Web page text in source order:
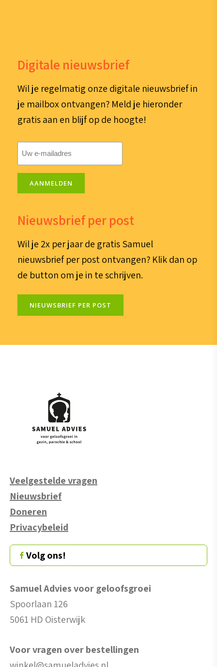
Digitale nieuwsbrief
Wil je regelmatig onze digitale nieuwsbrief in
je mailbox ontvangen? Meld je hieronder
gratis aan en blijf op de hoogte!
AANMELDEN
Nieuwsbrief per post
Wil je 2x per jaar de gratis Samuel
nieuwsbrief per post ontvangen? Klik dan op
de button om je in te schrijven.
NIEUWSBRIEF PER POST
Veelgestelde vragen
Nieuwsbrief
Doneren
Privacybeleid
Volg ons!
Samuel Advies voor geloofsgroei
Spoorlaan 126
5061 HD Oisterwijk
Voor vragen over bestellingen